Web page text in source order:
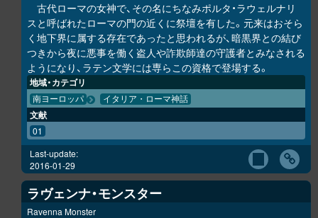
古代ローマの女神で、その名にちなみポルタ・ラウェルナリ
スと呼ばれたローマの門の近くに祭壇を有した。元来はおそら
く地下界に属する存在であったと思われるが、暗黒界との結び
つきから夜に悪事を働く盗人や詐欺師達の守護者とみなされる
ようになり、ラテン文学には専らこの資格で登場する。
地域・カテゴリ
南ヨーロッパ イタリア・ローマ神話
文献
01
Last-update:
2016-01-29
ラヴェンナ・モンスター
Ravenna Monster